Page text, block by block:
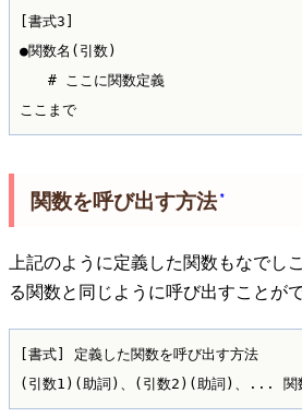
[書式3]
●関数名(引数)
# ここに関数定義
ここまで
関数を呼び出す方法 *
上記のように定義した関数もなでし
る関数と同じように呼び出すことが
[書式] 定義した関数を呼び出す方法